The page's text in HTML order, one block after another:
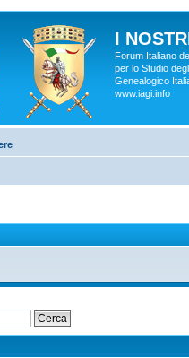
I
Forum Italiano
per lo Studio
Genealogico
www.iagi.info